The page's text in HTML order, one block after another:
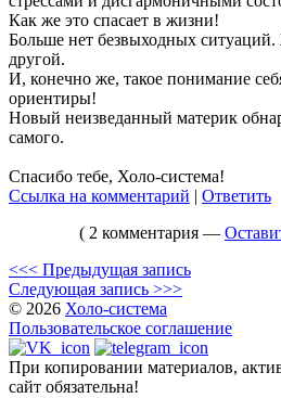
Как же это спасает в жизни!
Больше нет безвыходных
другой.
И, конечно же, такое понимание
ориентиры!
Новый неизведанный материк
самого.
Спасибо тебе, Холо-система!
Ссылка на комментарий | Ответить
( 2 комментария —
<<< Предыдущая запись
Следующая запись >>>
© 2026 Холо-система
Пользовательское соглашение
При копировании материалов,
сайт обязательна!